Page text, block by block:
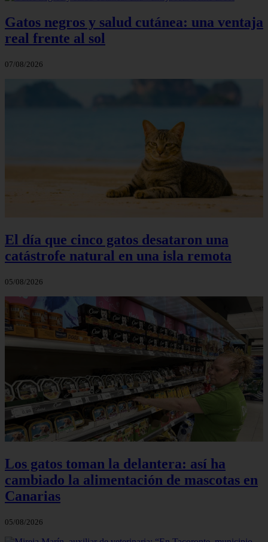
Gatos negros y salud cutánea: una ventaja
real frente al sol
07/08/2026
El día que cinco gatos desataron una
catástrofe natural en una isla remota
05/08/2026
Los gatos toman la delantera: así ha
cambiado la alimentación de mascotas en
Canarias
05/08/2026